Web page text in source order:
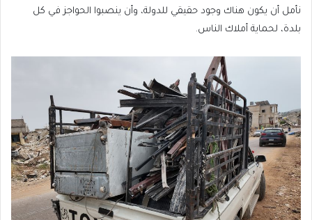
نأمل أن يكون هناك وجود حقيقي للدولة، وأن ينصبوا الحواجز في كل
بلدة، لحماية أملاك الناس.